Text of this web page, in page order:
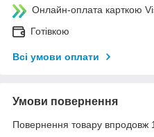
Онлайн-оплата карткою
Готівкою
Всі умови оплати
Умови повернення
Повернення товару впродовж